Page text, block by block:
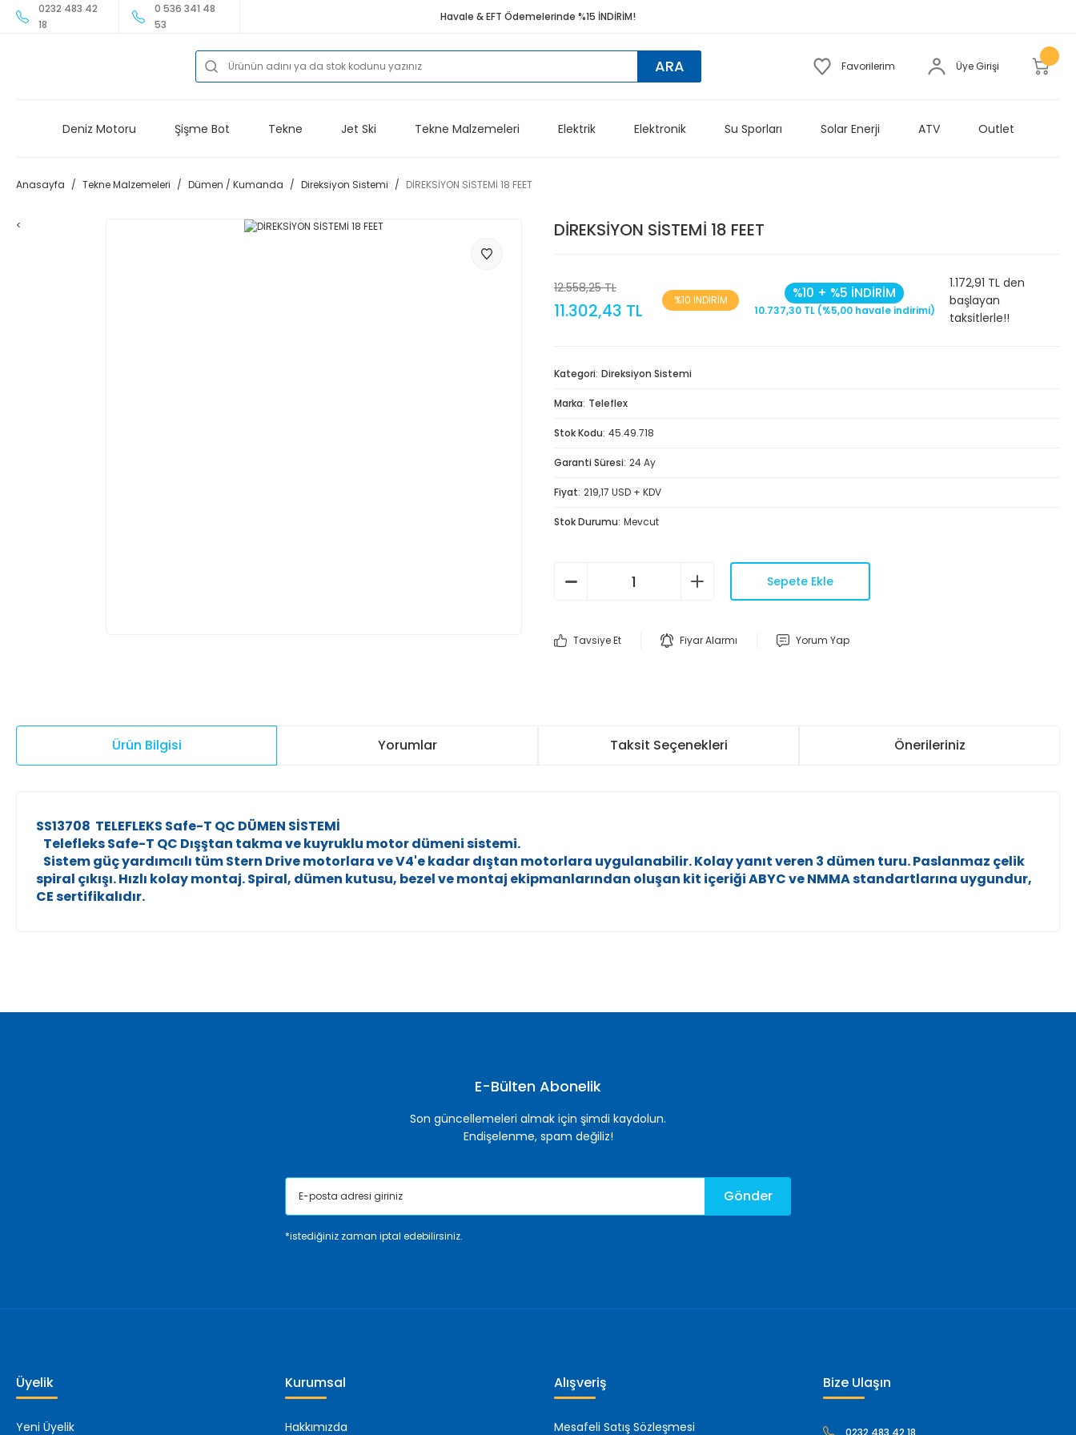
0232 483 42
18
0 536 341 48
53
Havale & EFT Ödemelerinde %15 İNDİRİM!
ARA Favorilerim Üye Girişi
Deniz Motoru Şişme Bot Tekne Jet Ski Tekne Malzemeleri Elektrik Elektronik Su Sporları Solar Enerji ATV Outlet
Anasayfa Tekne Malzemeleri Dümen / Kumanda Direksiyon Sistemi DİREKSİYON SİSTEMİ 18 FEET
< DİREKSİYON SİSTEMİ 18 FEET
12.558,25 TL
11.302,43 TL %10 İNDİRİM %10 + %5 İNDİRİM
10.737,30 TL (%5,00 havale indirimi)
1.172,91 TL den
başlayan
taksitlerle!!
Kategori Direksiyon Sistemi
Marka Teleflex
Stok Kodu 45.49.718
Garanti Süresi 24 Ay
Fiyat 219,17 USD + KDV
Stok Durumu Mevcut
Sepete Ekle
Tavsiye Et Fiyar Alarmı Yorum Yap
Ürün Bilgisi Yorumlar Taksit Seçenekleri Önerileriniz
SS13708 TELEFLEKS Safe-T QC DÜMEN SİSTEMİ
Telefleks Safe-T QC Dışştan takma ve kuyruklu motor dümeni sistemi.
Sistem güç yardımcılı tüm Stern Drive motorlara ve V4'e kadar dıştan motorlara uygulanabilir. Kolay yanıt veren 3 dümen turu. Paslanmaz çelik
spiral çıkışı. Hızlı kolay montaj. Spiral, dümen kutusu, bezel ve montaj ekipmanlarından oluşan kit içeriği ABYC ve NMMA standartlarına uygundur,
CE sertifikalıdır.
E-Bülten Abonelik
Son güncellemeleri almak için şimdi kaydolun.
Endişelenme, spam değiliz!
Gönder
*istediğiniz zaman iptal edebilirsiniz.
Üyelik
Yeni Üyelik
Kurumsal
Hakkımızda
Alışveriş
Mesafeli Satış Sözleşmesi
Bize Ulaşın
0232 483 42 18